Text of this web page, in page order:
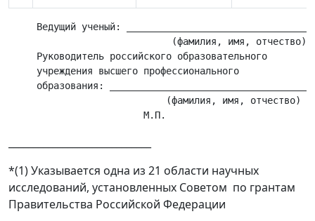
Ведущий ученый:
                             (фамилия, имя, отчество)
     Руководитель российского образовательного
     учреждения высшего профессионального
образования:
                            (фамилия, имя, отчество)
*(1) Указывается одна из 21 области научных
исследований, установленных Советом по грантам
Правительства Российской Федерации